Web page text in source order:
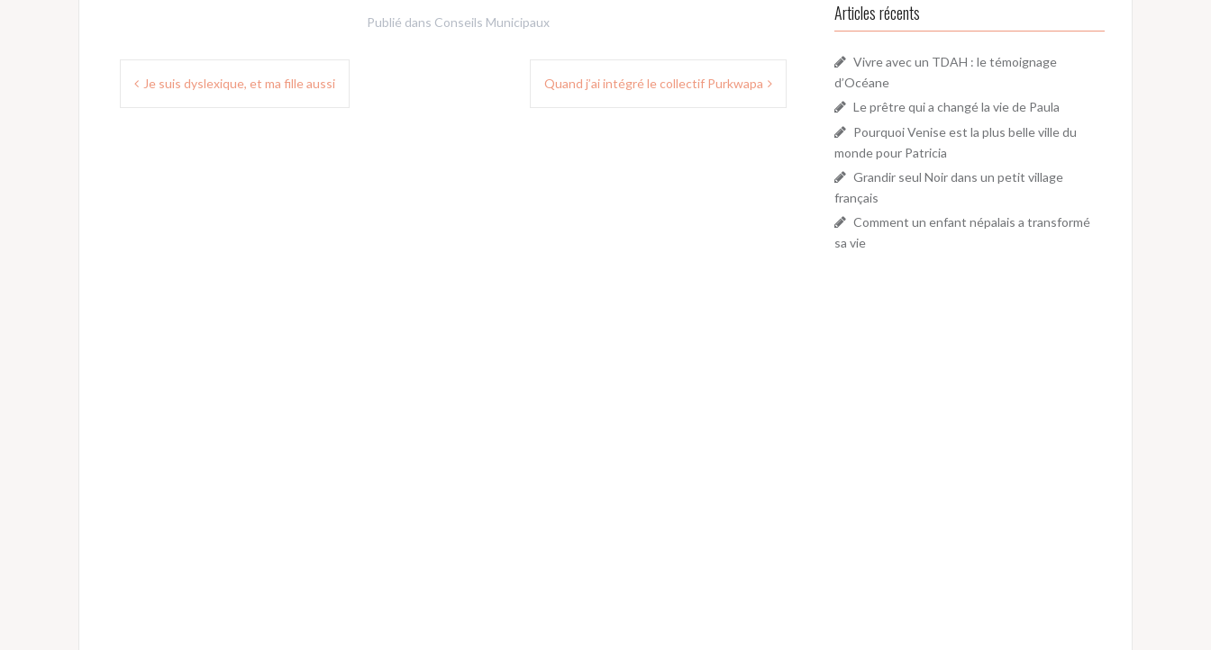
Publié dans Conseils Municipaux
Navigation
Je suis dyslexique, et ma fille aussi Quand j’ai intégré le collectif Purkwapa
Articles récents
Vivre avec un TDAH : le témoignage
d’Océane
Le prêtre qui a changé la vie de Paula
Pourquoi Venise est la plus belle ville du
monde pour Patricia
Grandir seul Noir dans un petit village
français
Comment un enfant népalais a transformé
sa vie